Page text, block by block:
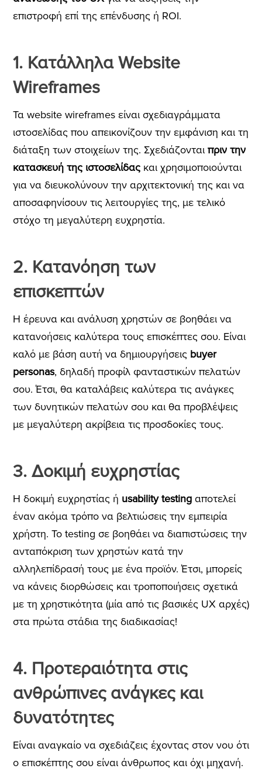
επιστροφή επί της επένδυσης ή ROI.
1. Κατάλληλα Website
Wireframes
Τα website wireframes είναι σχεδιαγράμματα
ιστοσελίδας που απεικονίζουν την εμφάνιση και τη
διάταξη των στοιχείων της. Σχεδιάζονται πριν την
κατασκευή της ιστοσελίδας και χρησιμοποιούνται
για να διευκολύνουν την αρχιτεκτονική της και να
αποσαφηνίσουν τις λειτουργίες της, με τελικό
στόχο τη μεγαλύτερη ευχρηστία.
2. Κατανόηση των
επισκεπτών
Η έρευνα και ανάλυση χρηστών σε βοηθάει να
κατανοήσεις καλύτερα τους επισκέπτες σου. Είναι
καλό με βάση αυτή να δημιουργήσεις buyer
personas, δηλαδή προφίλ φανταστικών πελατών
σου. Έτσι, θα καταλάβεις καλύτερα τις ανάγκες
των δυνητικών πελατών σου και θα προβλέψεις
με μεγαλύτερη ακρίβεια τις προσδοκίες τους.
3. Δοκιμή ευχρηστίας
Η δοκιμή ευχρηστίας ή usability testing αποτελεί
έναν ακόμα τρόπο να βελτιώσεις την εμπειρία
χρήστη. Το testing σε βοηθάει να διαπιστώσεις την
ανταπόκριση των χρηστών κατά την
αλληλεπίδρασή τους με ένα προϊόν. Έτσι, μπορείς
να κάνεις διορθώσεις και τροποποιήσεις σχετικά
με τη χρηστικότητα (μία από τις βασικές UX αρχές)
στα πρώτα στάδια της διαδικασίας!
4. Προτεραιότητα στις
ανθρώπινες ανάγκες και
δυνατότητες
Είναι αναγκαίο να σχεδιάζεις έχοντας στον νου ότι
ο επισκέπτης σου είναι άνθρωπος και όχι μηχανή.